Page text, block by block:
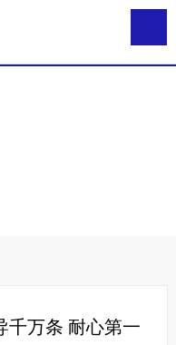
千万条 耐心第一